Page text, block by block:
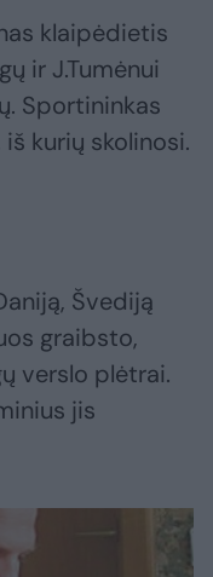
klaipėdietis
ir J.Tumėnui
Sportininkas
kurių skolinosi.
Švediją
graibsto,
verslo plėtrai.
jis